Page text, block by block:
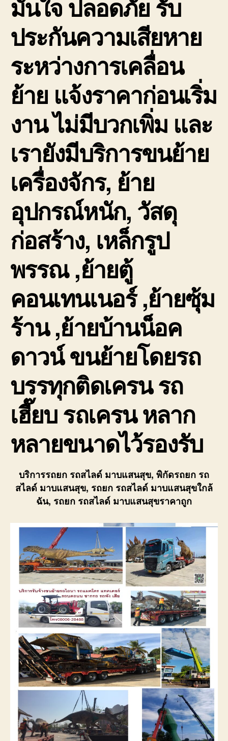
มั่นใจ ปลอดภัย รับ
ประกันความเสียหาย
ระหว่างการเคลื่อน
ย้าย แจ้งราคาก่อนเริ่ม
งาน ไม่มีบวกเพิ่ม และ
เรายังมีบริการขนย้าย
เครื่องจักร, ย้าย
อุปกรณ์หนัก, วัสดุ
ก่อสร้าง, เหล็กรูป
พรรณ ,ย้ายตู้
คอนเทนเนอร์ ,ย้ายซุ้ม
ร้าน ,ย้ายบ้านน็อค
ดาวน์ ขนย้ายโดยรถ
บรรทุกติดเครน รถ
เฮี๊ยบ รถเครน หลาก
หลายขนาดไว้รองรับ
บริการรถยก รถสไลด์ มาบแสนสุข, พิกัดรถยก รถ
สไลด์ มาบแสนสุข, รถยก รถสไลด์ มาบแสนสุขใกล้
ฉัน, รถยก รถสไลด์ มาบแสนสุขราคาถูก